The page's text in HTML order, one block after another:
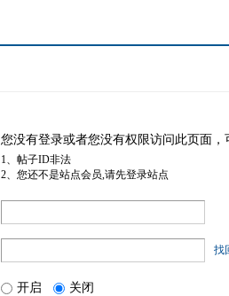
您没有登录或者您没有权限访问此页面
1、帖子ID非法
2、您还不是站点会员,请先登录站点
找
开启 关闭